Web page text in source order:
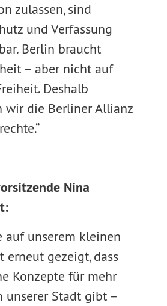
zulassen, sind
und Verfassung
Berlin braucht
– aber nicht auf
Deshalb
wir die Berliner Allianz
Nina
auf unserem kleinen
erneut gezeigt, dass
Konzepte für mehr
unserer Stadt gibt –